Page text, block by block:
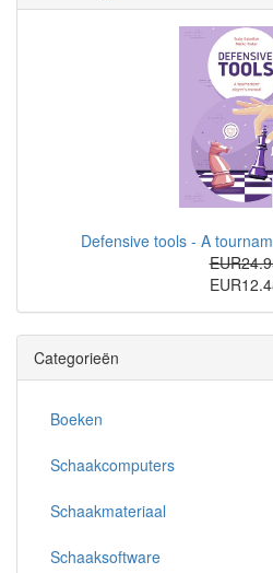
Defensive tools - A
Categorieën
Boeken
Schaakcomputers
Schaakmateriaal
Schaaksoftware